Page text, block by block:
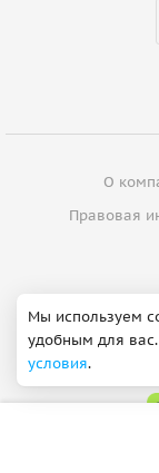
О
Правовая
©
Мы используем
удобным для
условия.